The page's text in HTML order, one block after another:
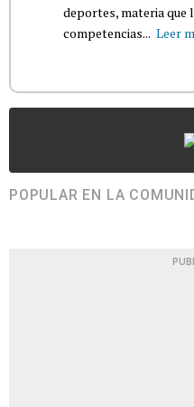
deportes, materia que
competencias... Leer
POPULAR EN LA